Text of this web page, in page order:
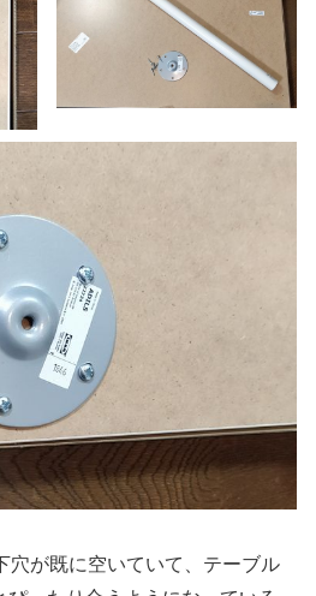
穴が既に空いていて、テーブル